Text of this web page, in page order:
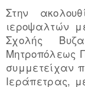
Στην
ιεροψαλτών
Σχολής
Μητροπόλεως
συμμετείχαν
Ιεράπετρας,